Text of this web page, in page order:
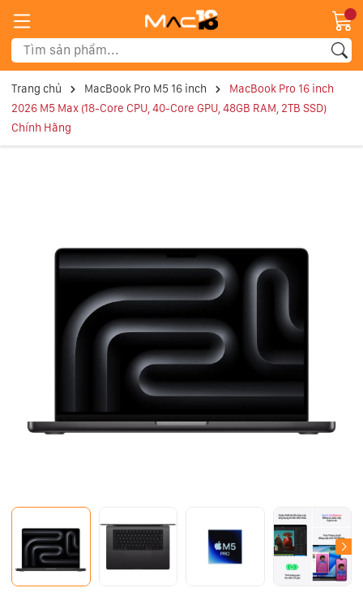
Trang chủ MacBook Pro M5 16 inch
MacBook Pro 16 inch
2026 M5 Max (18-Core CPU, 40-Core GPU, 48GB RAM, 2TB SSD)
Chính Hãng